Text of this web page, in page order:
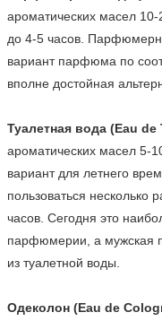
ароматических масел
до 4-5 часов.
вариант парфюма по
вполне достойная
Туалетная вода (Eau de
ароматических масел 5-
вариант для летнего
пользоваться несколько
часов. Сегодня это
парфюмерии, а мужская
из туалетной воды.
Одеколон (Eau de